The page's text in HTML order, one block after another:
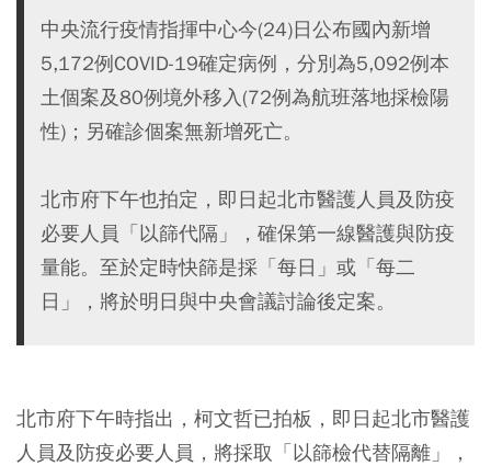
中央流行疫情指揮中心今(24)日公布國內新增
5,172例COVID-19確定病例，分別為5,092例本
土個案及80例境外移入(72例為航班落地採檢陽
性)；另確診個案無新增死亡。
北市府下午也拍定，即日起北市醫護人員及防疫
必要人員「以篩代隔」，確保第一線醫護與防疫
量能。至於定時快篩是採「每日」或「每二
日」，將於明日與中央會議討論後定案。
北市府下午時指出，柯文哲已拍板，即日起北市醫護
人員及防疫必要人員，將採取「以篩檢代替隔離」，